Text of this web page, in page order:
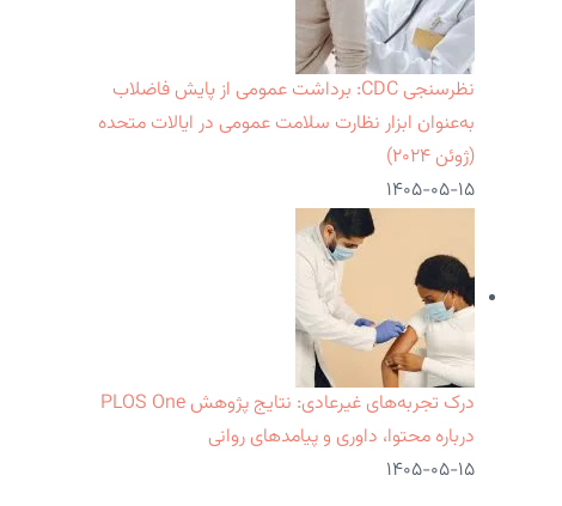
نظرسنجی CDC: برداشت عمومی از پایش فاضلاب
به‌عنوان ابزار نظارت سلامت عمومی در ایالات متحده
(ژوئن ۲۰۲۴)
۱۴۰۵-۰۵-۱۵
درک تجربه‌های غیرعادی: نتایج پژوهش PLOS One
درباره محتوا، داوری و پیامدهای روانی
۱۴۰۵-۰۵-۱۵